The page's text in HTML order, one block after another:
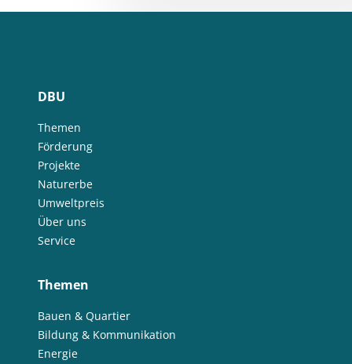
DBU
Themen
Förderung
Projekte
Naturerbe
Umweltpreis
Über uns
Service
Themen
Bauen & Quartier
Bildung & Kommunikation
Energie